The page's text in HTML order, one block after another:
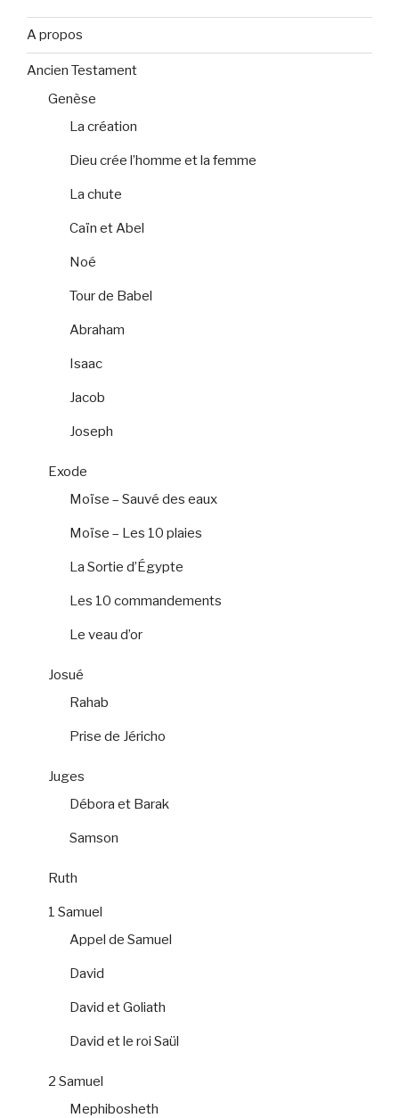
A propos
Ancien Testament
Genèse
La création
Dieu crée l’homme et la femme
La chute
Caïn et Abel
Noé
Tour de Babel
Abraham
Isaac
Jacob
Joseph
Exode
Moïse – Sauvé des eaux
Moïse – Les 10 plaies
La Sortie d’Égypte
Les 10 commandements
Le veau d’or
Josué
Rahab
Prise de Jéricho
Juges
Débora et Barak
Samson
Ruth
1 Samuel
Appel de Samuel
David
David et Goliath
David et le roi Saül
2 Samuel
Mephibosheth